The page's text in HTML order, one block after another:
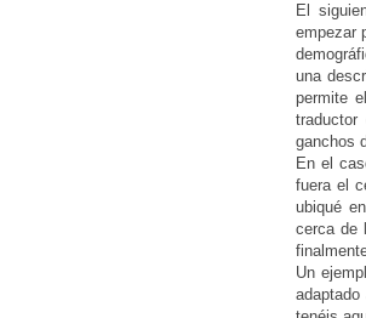
El
empezar
una
permite
ganchos
En el
fuera el
ubiqué
cerca de
Un